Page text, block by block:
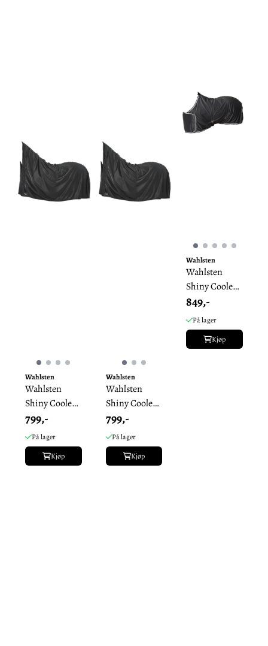
Wahlsten
Wahlsten
Shiny Cooler
Fleecedekken
799,-
På lager
Kjøp
Wahlsten
Wahlsten
Shiny Cooler
Fleecedekken
- Ponni
799,-
På lager
Kjøp
Wahlsten
Wahlsten
Shiny Cooler
Trotter
Dekken
849,-
På lager
Kjøp